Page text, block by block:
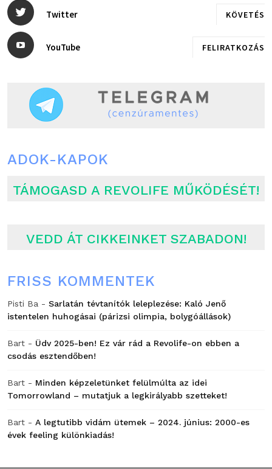
Twitter KÖVETÉS
YouTube FELIRATKOZÁS
ADOK-KAPOK
TÁMOGASD A REVOLIFE MŰKÖDÉSÉT!
VEDD ÁT CIKKEINKET SZABADON!
FRISS KOMMENTEK
Pisti Ba - Sarlatán tévtanítók leleplezése: Kaló Jenő
istentelen huhogásai (párizsi olimpia, bolygóállások)
Bart - Üdv 2025-ben! Ez vár rád a Revolife-on ebben a
csodás esztendőben!
Bart - Minden képzeletünket felülmúlta az idei
Tomorrowland – mutatjuk a legkirályabb szetteket!
Bart - A legtutibb vidám ütemek – 2024. június: 2000-es
évek feeling különkiadás!